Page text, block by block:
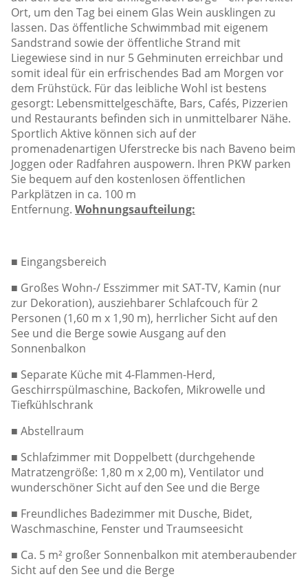
Ort, um den Tag bei einem Glas Wein ausklingen zu
lassen. Das öffentliche Schwimmbad mit eigenem
Sandstrand sowie der öffentliche Strand mit
Liegewiese sind in nur 5 Gehminuten erreichbar und
somit ideal für ein erfrischendes Bad am Morgen vor
dem Frühstück. Für das leibliche Wohl ist bestens
gesorgt: Lebensmittelgeschäfte, Bars, Cafés, Pizzerien
und Restaurants befinden sich in unmittelbarer Nähe.
Sportlich Aktive können sich auf der
promenadenartigen Uferstrecke bis nach Baveno beim
Joggen oder Radfahren auspowern. Ihren PKW parken
Sie bequem auf den kostenlosen öffentlichen
Parkplätzen in ca. 100 m
Entfernung. Wohnungsaufteilung:
■ Eingangsbereich
■ Großes Wohn-/ Esszimmer mit SAT-TV, Kamin (nur
zur Dekoration), ausziehbarer Schlafcouch für 2
Personen (1,60 m x 1,90 m), herrlicher Sicht auf den
See und die Berge sowie Ausgang auf den
Sonnenbalkon
■ Separate Küche mit 4-Flammen-Herd,
Geschirrspülmaschine, Backofen, Mikrowelle und
Tiefkühlschrank
■ Abstellraum
■ Schlafzimmer mit Doppelbett (durchgehende
Matratzengröße: 1,80 m x 2,00 m), Ventilator und
wunderschöner Sicht auf den See und die Berge
■ Freundliches Badezimmer mit Dusche, Bidet,
Waschmaschine, Fenster und Traumseesicht
■ Ca. 5 m² großer Sonnenbalkon mit atemberaubender
Sicht auf den See und die Berge